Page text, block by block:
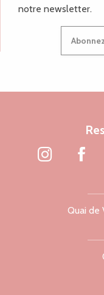
notre newsletter.
Quai de